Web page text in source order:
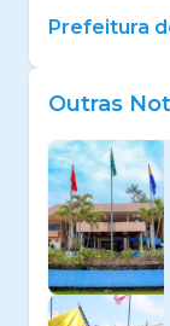
Prefeitura
Outras